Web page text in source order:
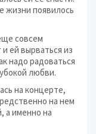
жизни появилось
совсем
ей вырваться из
надо радоваться
любви.
на концерте,
на нем
а именно на